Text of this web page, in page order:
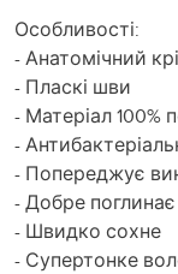
Особливості:
- Анатомічний
- Пласкі шви
- Матеріал 100%
-
- Попереджує
- Добре
- Швидко сохне
- Супертонке